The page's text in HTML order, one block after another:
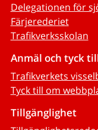
Delegationen för
Färjerederiet
Trafikverksskolan
Anmäl och tyck
Trafikverkets
Tyck till om
Tillgänglighet